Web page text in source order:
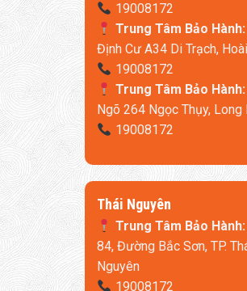
Đệm 11 lớp kháng
19008172
Trung Tâm Bảo Hành:
Định Cư A34 Di Trạch,
19008172
Trung Tâm Bảo Hành:
Ngõ 264 Ngọc Thụy, Long
19008172
Thái Nguyên
Trung Tâm Bảo Hành:
84, Đường Bắc Sơn, TP.
Nguyên
19008172